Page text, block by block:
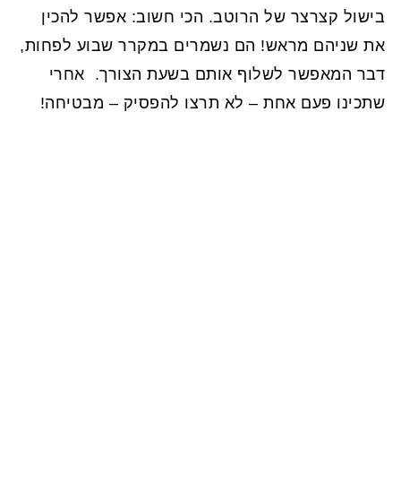
בישול קצרצר של הרוטב. הכי חשוב: אפשר להכין
את שניהם מראש! הם נשמרים במקרר שבוע לפחות,
דבר המאפשר לשלוף אותם בשעת הצורך. אחרי
שתכינו פעם אחת – לא תרצו להפסיק – מבטיחה!